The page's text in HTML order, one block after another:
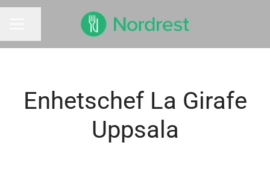
Enhetschef La Girafe
Uppsala